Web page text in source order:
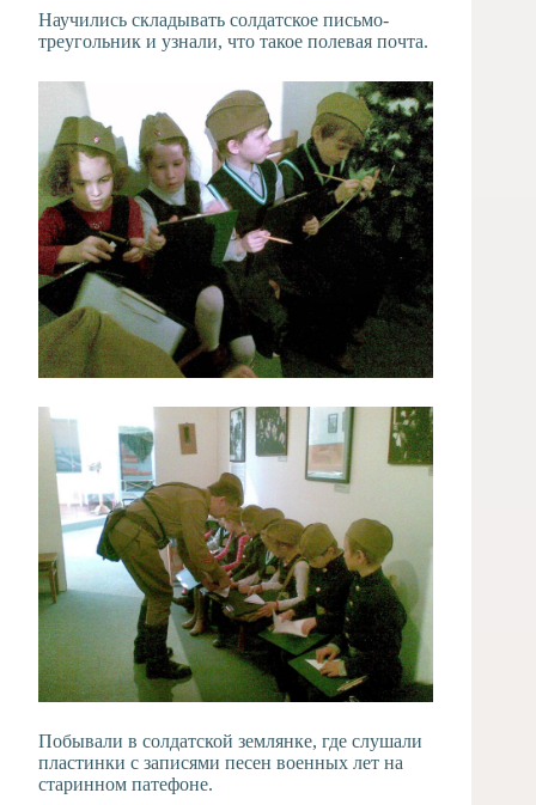
Научились складывать солдатское письмо-
треугольник и узнали, что такое полевая почта.
Побывали в солдатской землянке, где слушали
пластинки с записями песен военных лет на
старинном патефоне.